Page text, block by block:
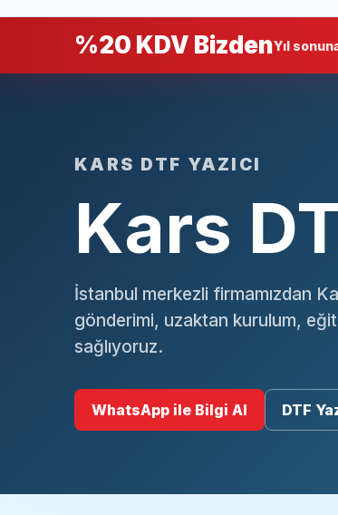
%20 KDV BizdenYıl
KARS DTF YAZICI
Kars
İstanbul merkezli firmamızdan
gönderimi, uzaktan kurulum,
sağlıyoruz.
WhatsApp ile Bilgi Al DTF